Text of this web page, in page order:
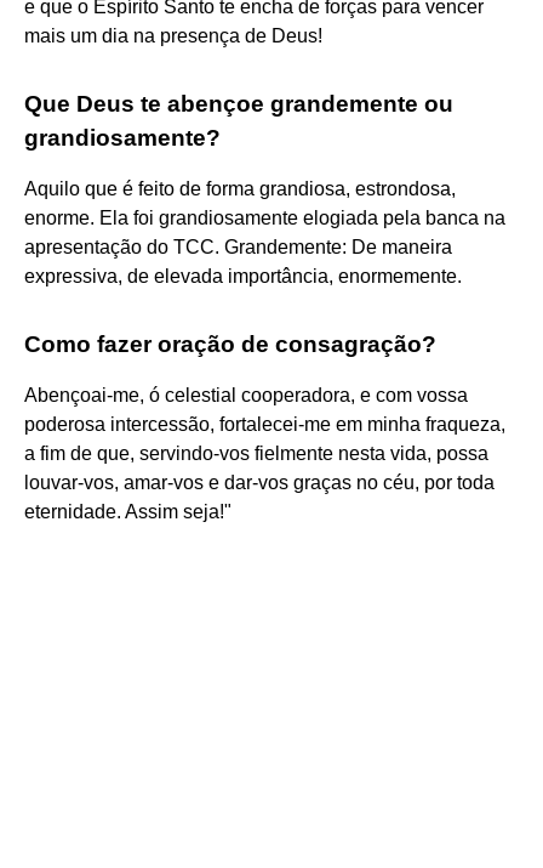
e que o Espírito Santo te encha de forças para vencer
mais um dia na presença de Deus!
Que Deus te abençoe grandemente ou
grandiosamente?
Aquilo que é feito de forma grandiosa, estrondosa,
enorme. Ela foi grandiosamente elogiada pela banca na
apresentação do TCC. Grandemente: De maneira
expressiva, de elevada importância, enormemente.
Como fazer oração de consagração?
Abençoai-me, ó celestial cooperadora, e com vossa
poderosa intercessão, fortalecei-me em minha fraqueza,
a fim de que, servindo-vos fielmente nesta vida, possa
louvar-vos, amar-vos e dar-vos graças no céu, por toda
eternidade. Assim seja!"